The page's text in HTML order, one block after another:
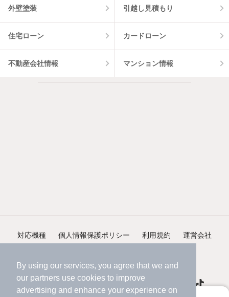
By using our services, you agree that we and
our partners use cookies to improve
advertising and enhance your experience on
外壁塗装 引越し見積もり
住宅ローン カードローン
不動産会社情報 マンション情報
対応機種 個人情報保護ポリシー 利用規約 運営会社